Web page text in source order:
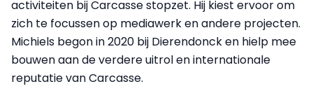
activiteiten bij Carcasse stopzet. Hij kiest ervoor om
zich te focussen op mediawerk en andere projecten.
Michiels begon in 2020 bij Dierendonck en hielp mee
bouwen aan de verdere uitrol en internationale
reputatie van Carcasse.